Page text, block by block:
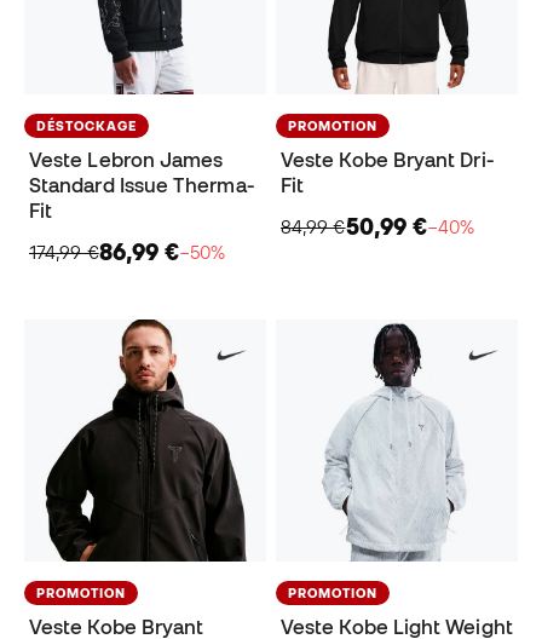
DÉSTOCKAGE
Veste Lebron James
Standard Issue Therma-
Fit
174,99 €86,99 €−50%
PROMOTION
Veste Kobe Bryant Dri-
Fit
84,99 €50,99 €−40%
PROMOTION
Veste Kobe Bryant
PROMOTION
Veste Kobe Light Weight